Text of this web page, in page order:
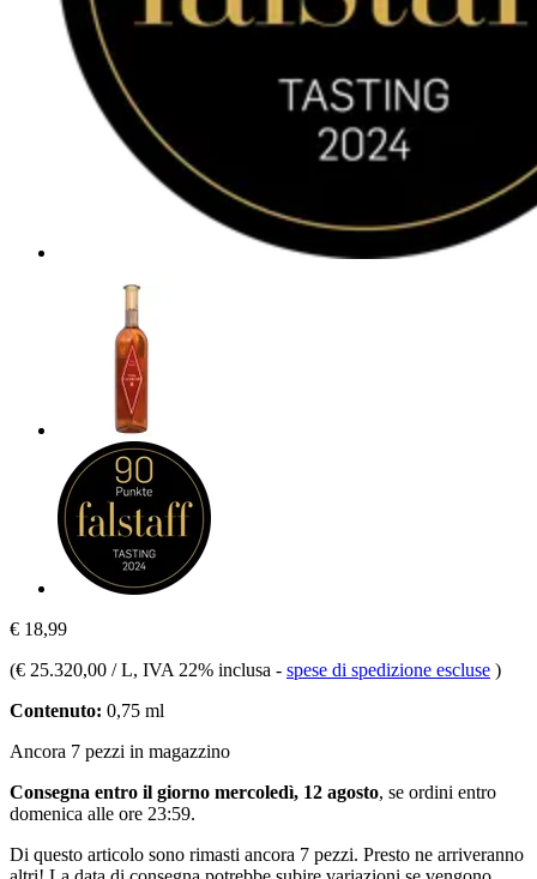
€ 18,99
(€ 25.320,00 / L, IVA 22% inclusa - spese di spedizione escluse )
Contenuto: 0,75 ml
Ancora 7 pezzi in magazzino
Consegna entro il giorno mercoledì, 12 agosto, se ordini entro
domenica alle ore 23:59.
Di questo articolo sono rimasti ancora 7 pezzi. Presto ne arriveranno